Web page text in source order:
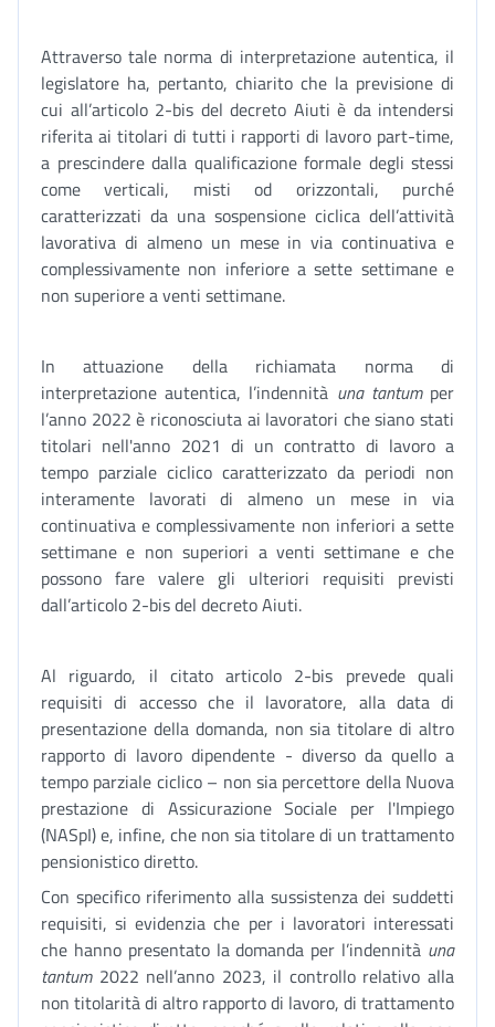
Attraverso tale norma di interpretazione autentica, il
legislatore ha, pertanto, chiarito che la previsione di
cui all’articolo 2-bis del decreto Aiuti è da intendersi
riferita ai titolari di tutti i rapporti di lavoro part-time,
a prescindere dalla qualificazione formale degli stessi
come verticali, misti od orizzontali, purché
caratterizzati da una sospensione ciclica dell’attività
lavorativa di almeno un mese in via continuativa e
complessivamente non inferiore a sette settimane e
non superiore a venti settimane.
In attuazione della richiamata norma di
interpretazione autentica, l’indennità una tantumper
l’anno 2022 è riconosciuta ai lavoratori che siano stati
titolari nell'anno 2021 di un contratto di lavoro a
tempo parziale ciclico caratterizzato da periodi non
interamente lavorati di almeno un mese in via
continuativa e complessivamente non inferiori a sette
settimane e non superiori a venti settimane e che
possono fare valere gli ulteriori requisiti previsti
dall’articolo 2-bis del decreto Aiuti.
Al riguardo, il citato articolo 2-bis prevede quali
requisiti di accesso che il lavoratore, alla data di
presentazione della domanda, non sia titolare di altro
rapporto di lavoro dipendente - diverso da quello a
tempo parziale ciclico – non sia percettore della Nuova
prestazione di Assicurazione Sociale per l'Impiego
(NASpI) e, infine, che non sia titolare di un trattamento
pensionistico diretto.
Con specifico riferimento alla sussistenza dei suddetti
requisiti, si evidenzia che per i lavoratori interessati
che hanno presentato la domanda per l’indennità una
tantum2022 nell’anno 2023, il controllo relativo alla
non titolarità di altro rapporto di lavoro, di trattamento